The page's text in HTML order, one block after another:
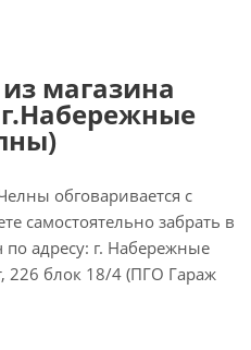
магазина
обговаривается с
самостоятельно забрать в
адресу: г. Набережные
226 блок 18/4 (ПГО Гараж